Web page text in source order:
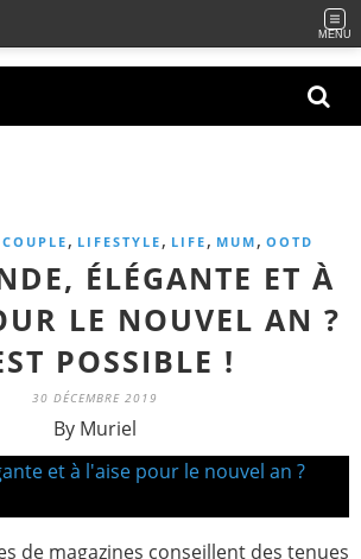
MENU
COUPLE, LIFESTYLE, LIFE, MUM, OOTD
ÉLÉGANTE ET À
LE NOUVEL AN ?
POSSIBLE !
30 DÉCEMBRE 2019
By Muriel
de magazines conseillent des tenues